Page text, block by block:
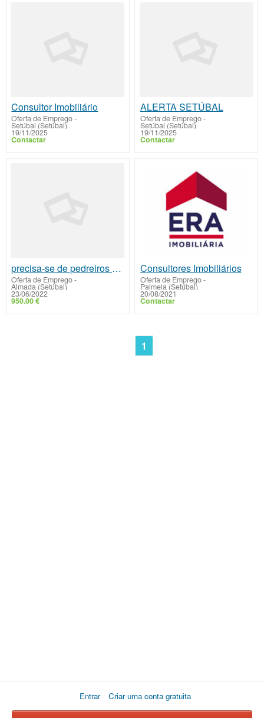
Consultor Imobiliário
Oferta de Emprego-
Setúbal (Setúbal)
19/11/2025
Contactar
ALERTA SETÚBAL
Oferta de Emprego-
Setúbal (Setúbal)
19/11/2025
Contactar
precisa-se de pedreiros polivalentes
Oferta de Emprego-
Almada (Setúbal)
23/06/2022
950.00 €
Consultores Imobiliários
Oferta de Emprego-
Palmela (Setúbal)
20/08/2021
Contactar
1
Entrar Criar uma conta gratuita